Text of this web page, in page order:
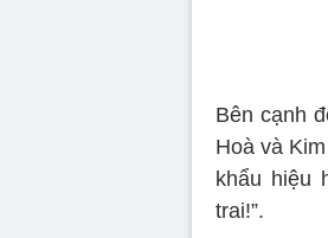
Bên cạnh
Hoà và
khẩu hiệu
trai!”.